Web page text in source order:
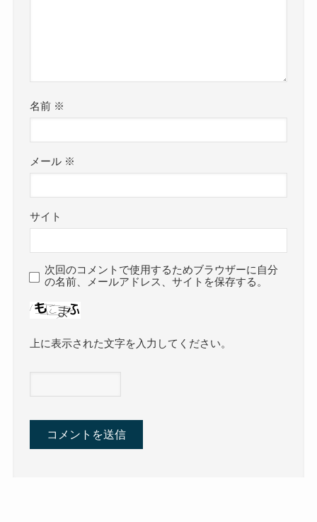
名前 ※
メール ※
サイト
次回のコメントで使用するためブラウザーに自分
の名前、メールアドレス、サイトを保存する。
上に表示された文字を入力してください。